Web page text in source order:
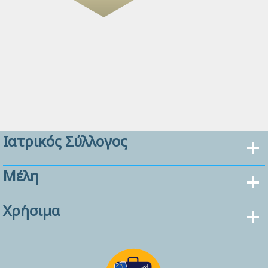
Ιατρικός Σύλλογος
Μέλη
Χρήσιμα